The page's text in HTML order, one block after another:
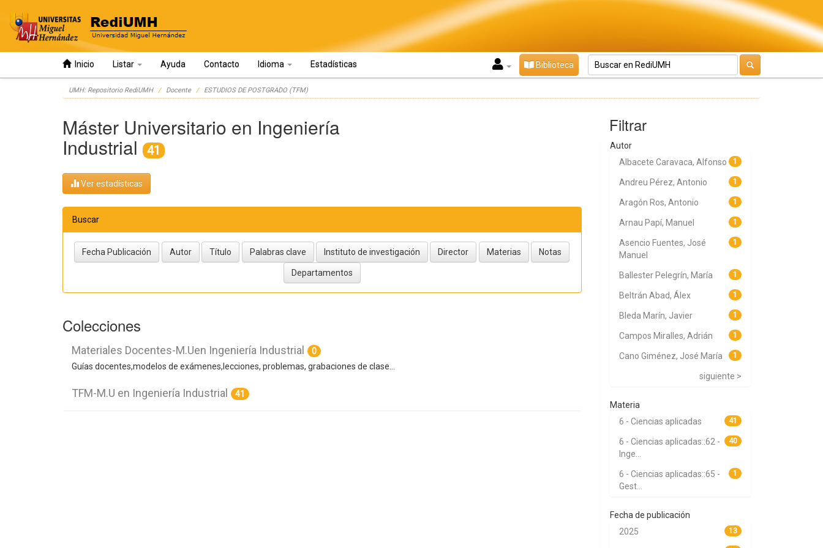
Inicio Listar Ayuda Contacto Idioma Estadísticas Biblioteca
UMH: Repositorio RediUMH Docente ESTUDIOS DE POSTGRADO (TFM)
Máster Universitario en Ingeniería
Industrial 41
Ver estadísticas
Buscar
Colecciones
Materiales Docentes-M.Uen Ingeniería Industrial
0
Guías docentes,modelos de exámenes,lecciones, problemas, grabaciones de clase...
TFM-M.U en Ingeniería Industrial 41
Filtrar
Autor
1
Albacete Caravaca, Alfonso
1
Andreu Pérez, Antonio
1
Aragón Ros, Antonio
1
Arnau Papí, Manuel
1
Asencio Fuentes, José
Manuel
1
Ballester Pelegrín, María
1
Beltrán Abad, Álex
1
Bleda Marín, Javier
1
Campos Miralles, Adrián
1
Cano Giménez, José María
siguiente >
Materia
41
6 - Ciencias aplicadas
40
6 - Ciencias aplicadas::62 -
Inge...
1
6 - Ciencias aplicadas::65 -
Gest...
Fecha de publicación
13
2025